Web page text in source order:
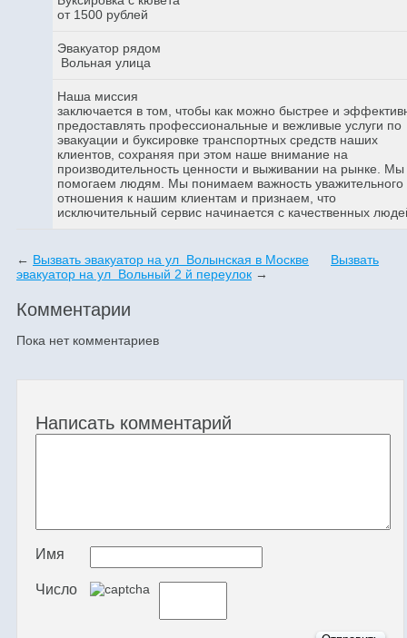
от 1500 рублей
Эвакуатор рядом
Вольная улица
Наша миссия
заключается в том, чтобы как можно быстрее и
предоставлять профессиональные и вежливые услуги по
эвакуации и буксировке транспортных средств наших
клиентов, сохраняя при этом наше внимание на
производительность ценности и выживании на рынке. Мы
помогаем людям. Мы понимаем важность уважительного
отношения к нашим клиентам и признаем, что
исключительный сервис начинается с качественных
← Вызвать эвакуатор на ул Волынская в Москве
Вызвать
эвакуатор на ул Вольный 2 й переулок →
Комментарии
Пока нет комментариев
Написать комментарий
Имя
Число